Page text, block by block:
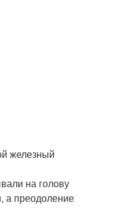
железный
на голову
а преодоление